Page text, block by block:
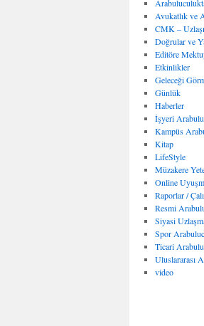
Avukatlık ve
CMK –
Doğrular ve
Editöre
Etkinlikler
Geleceği
Günlük
Haberler
İşyeri
Kampüs
Kitap
LifeStyle
Müzakere
Online
Raporlar /
Resmi
Siyasi
Spor
Ticari
Uluslararası
video